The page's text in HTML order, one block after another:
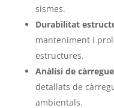
sismes.
Durabilitat
manteniment i
estructures.
Anàlisi de
detallats de
ambientals.